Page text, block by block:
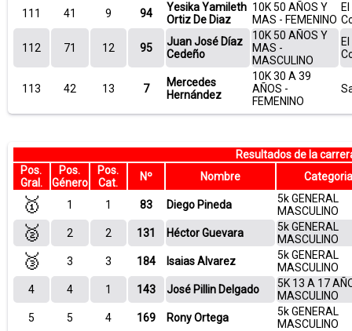
111 41 9 94
Yesika Yamileth
Ortiz De Diaz
10K 50 AÑOS Y
MAS - FEMENINO
112 71 12 95
Juan José Díaz
Cedeño
10K 50 AÑOS Y
MAS -
MASCULINO
113 42 13 7
Mercedes
Hernández
10K 30 A 39
AÑOS -
FEMENINO
Resultados de la
Pos.
Gral.
Pos.
Género
Pos.
Cat.
Nº Nombre
🥇 1 1 83 Diego Pineda
5k GENERAL
MASCULINO
🥈 2 2 131 Héctor Guevara
5k GENERAL
MASCULINO
🥉 3 3 184 Isaias Alvarez
5k GENERAL
MASCULINO
4
4 1 143 José Pillin Delgado
5K 13 A 17
MASCULINO
5
5 4 169 Rony Ortega
5k GENERAL
MASCULINO